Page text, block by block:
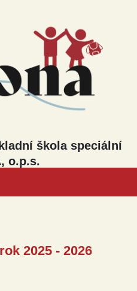
škola speciální
o.p.s.
2025 - 2026